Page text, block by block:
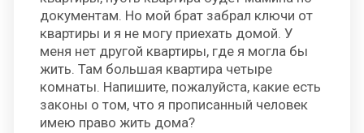
документам. Но мой брат забрал ключи от
квартиры и я не могу приехать домой. У
меня нет другой квартиры, где я могла бы
жить. Там большая квартира четыре
комнаты. Напишите, пожалуйста, какие есть
законы о том, что я прописанный человек
имею право жить дома?